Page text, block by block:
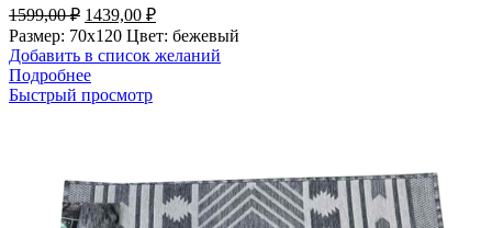
1599,00₽ Первоначальная
цена
составляла
1599,00 ₽.
1439,00 ₽Текущая
цена:
1439,00 ₽.
Размер: 70х120 Цвет: бежевый
Добавить в список желаний
Подробнее
Быстрый просмотр